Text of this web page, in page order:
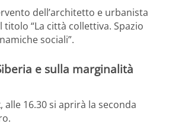
dell’architetto e urbanista
titolo “La città collettiva. Spazio
sociali”.
e sulla marginalità
alle 16.30 si aprirà la seconda